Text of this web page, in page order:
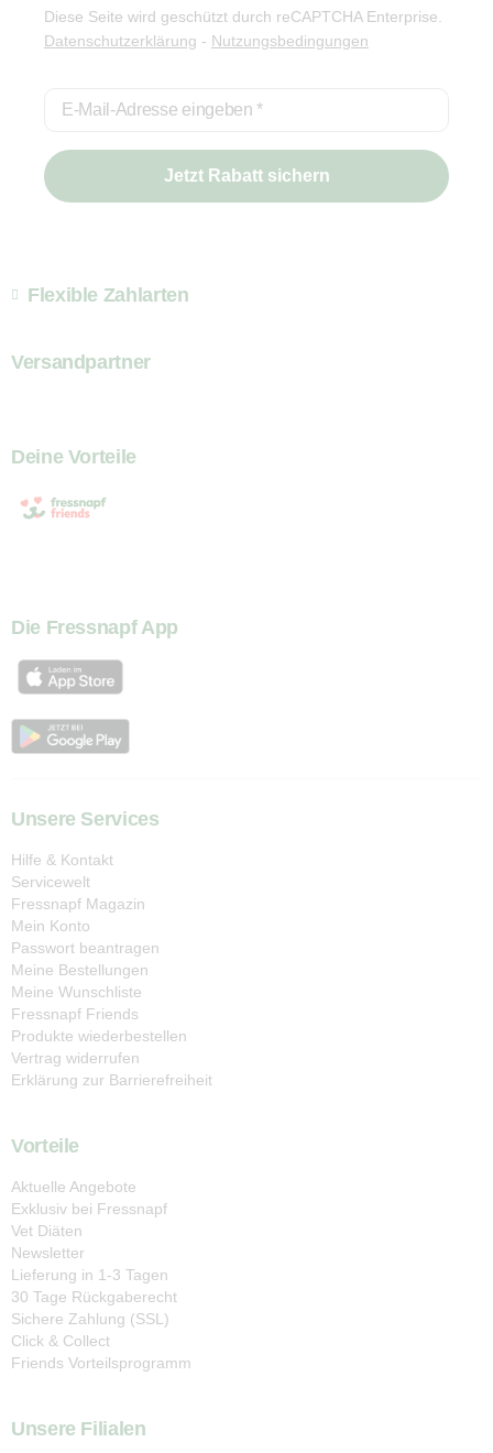
Diese Seite wird geschützt durch reCAPTCHA Enterprise.
Datenschutzerklärung - Nutzungsbedingungen
E-Mail-Adresse eingeben *
Jetzt Rabatt sichern
Flexible Zahlarten
Versandpartner
Deine Vorteile
Die Fressnapf App
Unsere Services
Hilfe & Kontakt
Servicewelt
Fressnapf Magazin
Mein Konto
Passwort beantragen
Meine Bestellungen
Meine Wunschliste
Fressnapf Friends
Produkte wiederbestellen
Vertrag widerrufen
Erklärung zur Barrierefreiheit
Vorteile
Aktuelle Angebote
Exklusiv bei Fressnapf
Vet Diäten
Newsletter
Lieferung in 1-3 Tagen
30 Tage Rückgaberecht
Sichere Zahlung (SSL)
Click & Collect
Friends Vorteilsprogramm
Unsere Filialen